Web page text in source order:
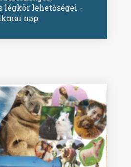
légkör lehetőségei -
nap